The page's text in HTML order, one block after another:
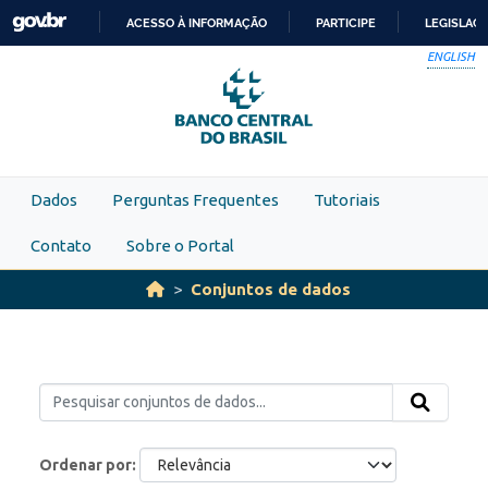
Skip to main content
PARA
O
CONTEÚDO
ACESSO À INFORMAÇÃO PARTICIPE
ENGLISH
Dados Perguntas Frequentes Tutoriais
Contato Sobre o Portal
Conjuntos de dados
Ordenar por